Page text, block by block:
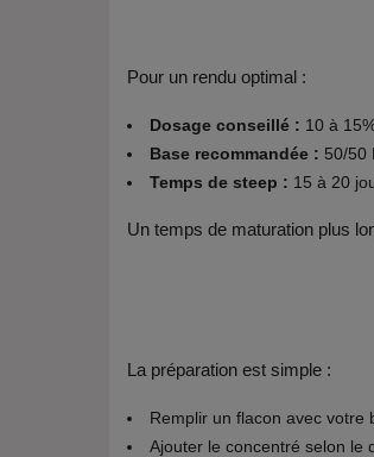
Pour un rendu optimal :
Dosage conseillé : 10 à
Base recommandée : 50/50
Temps de steep : 15 à 20
Un temps de maturation plus
La préparation est simple :
Remplir un flacon avec votre
Ajouter le concentré selon le